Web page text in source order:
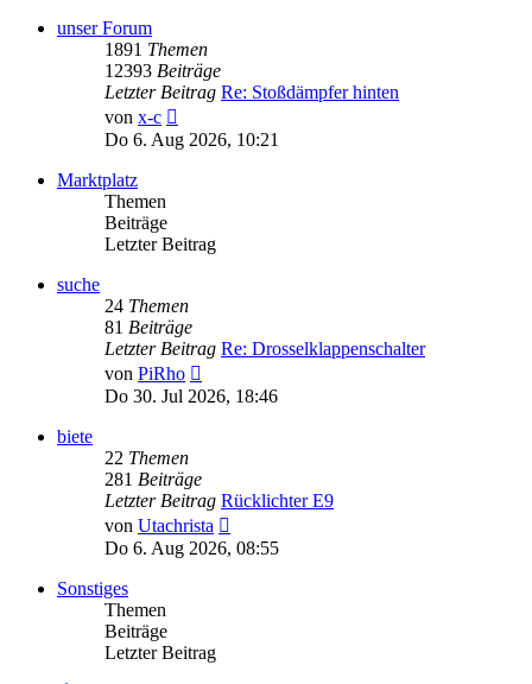
unser Forum
1891 Themen
12393 Beiträge
Letzter Beitrag Re: Stoßdämpfer hinten
von x-c
Beitrag
Do 6. Aug 2026, 10:21
Marktplatz
Themen
Beiträge
Letzter Beitrag
suche
24 Themen
81 Beiträge
Letzter Beitrag Re: Drosselklappenschalter
von PiRho
Beitrag
Do 30. Jul 2026, 18:46
biete
22 Themen
281 Beiträge
Letzter Beitrag Rücklichter E9
von Utachrista
Beitrag
Do 6. Aug 2026, 08:55
Sonstiges
Themen
Beiträge
Letzter Beitrag